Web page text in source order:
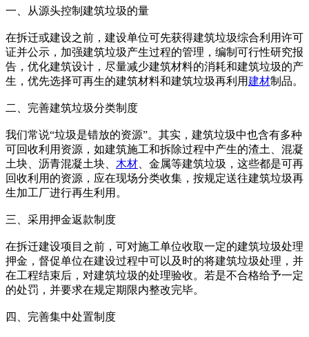
一、从源头控制建筑垃圾的量
在拆迁或建设之前，建设单位可先获得建筑垃圾综合利用许可
证并公示，加强建筑垃圾产生过程的管理，编制可行性研究报
告，优化建筑设计，尽量减少建筑材料的消耗和建筑垃圾的产
生，优先选择可再生的建筑材料和建筑垃圾再利用建材制品。
二、完善建筑垃圾分类制度
我们常说“垃圾是错放的资源”。其实，建筑垃圾中也含有多种
可回收利用资源，如建筑施工和拆除过程中产生的渣土、混凝
土块、沥青混凝土块、 木材 、金属等建筑垃圾，这些都是可再
回收利用的资源，应在现场分类收集，按规定送往建筑垃圾再
生加工厂进行再生利用。
三、采用押金返款制度
在拆迁建设项目之前，可对施工单位收取一定的建筑垃圾处理
押金，督促单位在建设过程中可以及时的将建筑垃圾处理，并
在工程结束后，对建筑垃圾的处理验收。若是不合格给予一定
的处罚，并要求在规定期限内整改完毕。
四、完善集中处置制度